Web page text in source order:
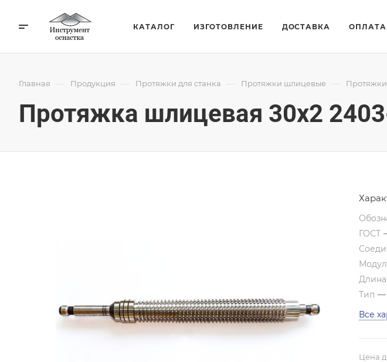
КАТАЛОГ ИЗГОТОВЛЕНИЕ ДОСТАВКА ОПЛАТА
Главная — Продукция — Протяжки для станка — Протяжки шлицевые —
Протяжка шлицевая 30x2
ГОСТ
Тип —
Все
Цена